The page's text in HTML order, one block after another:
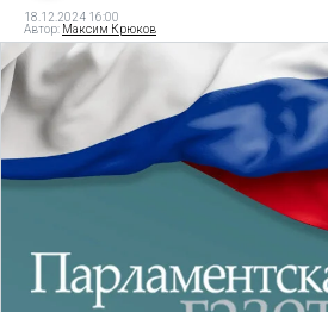
18.12.2024 16:00
Автор: Максим Крюков